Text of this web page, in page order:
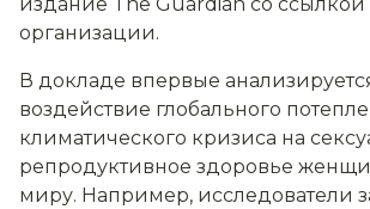
издание The Guardian со
организации.
В докладе впервые
воздействие глобального
климатического кризиса на
репродуктивное здоровье
миру. Например, исследователи